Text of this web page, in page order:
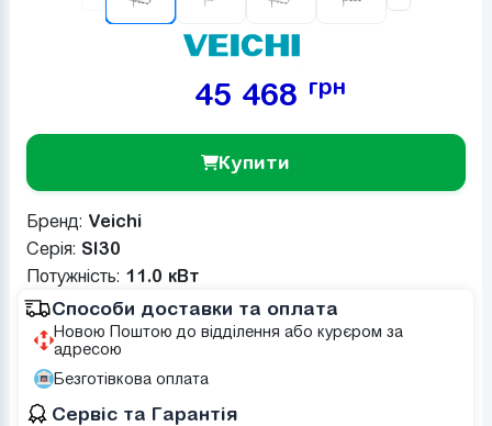
45 468 грн
Купити
Бренд: Veichi
Серія: SI30
Потужніcть: 11.0 кВт
Способи доставки та оплата
Новою Поштою до відділення або курєром за
адресою
Безготівкова оплата
Сервіс та Гарантія